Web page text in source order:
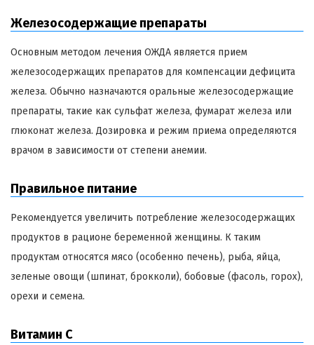
Железосодержащие препараты
Основным методом лечения ОЖДА является прием
железосодержащих препаратов для компенсации дефицита
железа. Обычно назначаются оральные железосодержащие
препараты, такие как сульфат железа, фумарат железа или
глюконат железа. Дозировка и режим приема определяются
врачом в зависимости от степени анемии.
Правильное питание
Рекомендуется увеличить потребление железосодержащих
продуктов в рационе беременной женщины. К таким
продуктам относятся мясо (особенно печень), рыба, яйца,
зеленые овощи (шпинат, брокколи), бобовые (фасоль, горох),
орехи и семена.
Витамин С